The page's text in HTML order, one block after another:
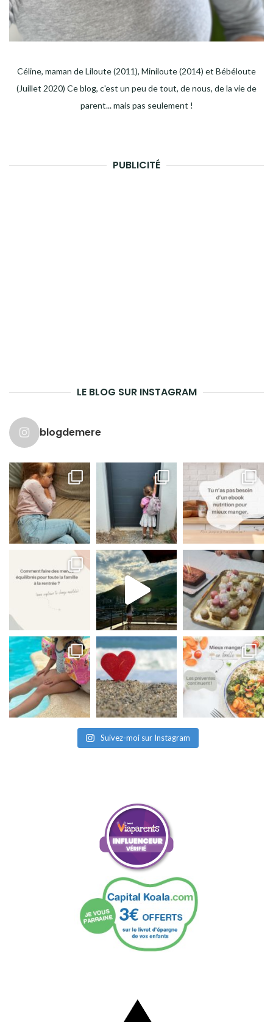
Céline, maman de Liloute (2011), Miniloute (2014) et Bébéloute
(Juillet 2020) Ce blog, c'est un peu de tout, de nous, de la vie de
parent... mais pas seulement !
PUBLICITÉ
LE BLOG SUR INSTAGRAM
blogdemere
Suivez-moi sur Instagram